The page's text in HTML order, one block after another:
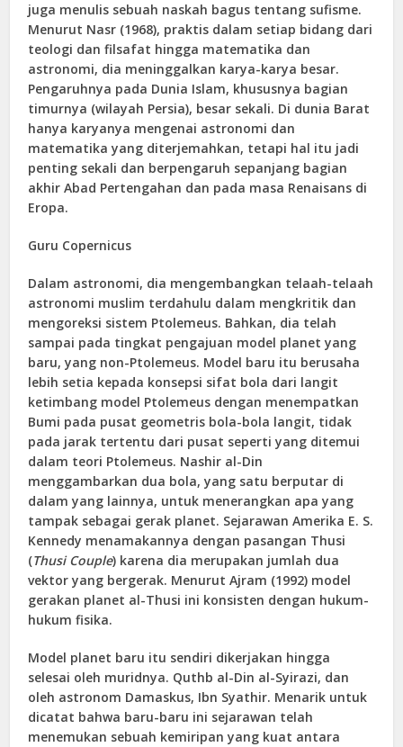
juga menulis sebuah naskah bagus tentang sufisme.
Menurut Nasr (1968), praktis dalam setiap bidang dari
teologi dan filsafat hingga matematika dan
astronomi, dia meninggalkan karya-karya besar.
Pengaruhnya pada Dunia Islam, khususnya bagian
timurnya (wilayah Persia), besar sekali. Di dunia Barat
hanya karyanya mengenai astronomi dan
matematika yang diterjemahkan, tetapi hal itu jadi
penting sekali dan berpengaruh sepanjang bagian
akhir Abad Pertengahan dan pada masa Renaisans di
Eropa.
Guru Copernicus
Dalam astronomi, dia mengembangkan telaah-telaah
astronomi muslim terdahulu dalam mengkritik dan
mengoreksi sistem Ptolemeus. Bahkan, dia telah
sampai pada tingkat pengajuan model planet yang
baru, yang non-Ptolemeus. Model baru itu berusaha
lebih setia kepada konsepsi sifat bola dari langit
ketimbang model Ptolemeus dengan menempatkan
Bumi pada pusat geometris bola-bola langit, tidak
pada jarak tertentu dari pusat seperti yang ditemui
dalam teori Ptolemeus. Nashir al-Din
menggambarkan dua bola, yang satu berputar di
dalam yang lainnya, untuk menerangkan apa yang
tampak sebagai gerak planet. Sejarawan Amerika E. S.
Kennedy menamakannya dengan pasangan Thusi
(Thusi Couple) karena dia merupakan jumlah dua
vektor yang bergerak. Menurut Ajram (1992) model
gerakan planet al-Thusi ini konsisten dengan hukum-
hukum fisika.
Model planet baru itu sendiri dikerjakan hingga
selesai oleh muridnya. Quthb al-Din al-Syirazi, dan
oleh astronom Damaskus, Ibn Syathir. Menarik untuk
dicatat bahwa baru-baru ini sejarawan telah
menemukan sebuah kemiripan yang kuat antara